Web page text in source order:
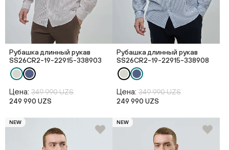
Рубашка длинный рукав
SS26CR2-19-22915-338903
Цена: 349 990 UZS
249 990 UZS
Рубашка длинный рукав
SS26CR2-19-22915-338908
Цена: 349 990 UZS
249 990 UZS
NEW NEW